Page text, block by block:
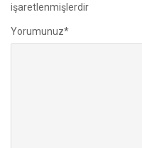
işaretlenmişlerdir
Yorumunuz*